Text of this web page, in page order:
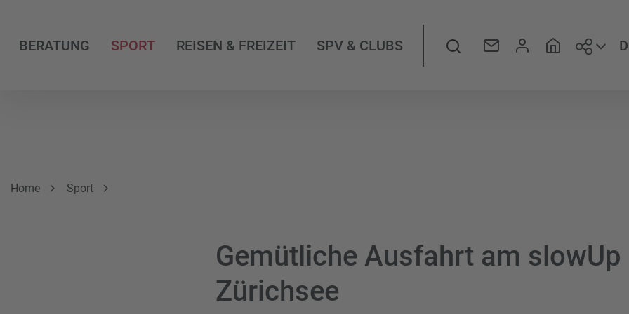
BERATUNG SPORT REISEN & FREIZEIT SPV & CLUBS Suche
Breadcrumbnavigation
Sie befinden sich hier:
Home Sport
Gemütliche Ausfahrt am slowUp
Zürichsee